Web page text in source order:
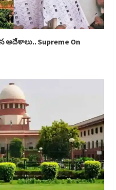
ఆదేశాలు.. Supreme On